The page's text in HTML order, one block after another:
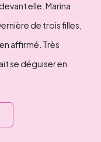
elle. Marina
de trois filles,
affirmé. Très
se déguiser en